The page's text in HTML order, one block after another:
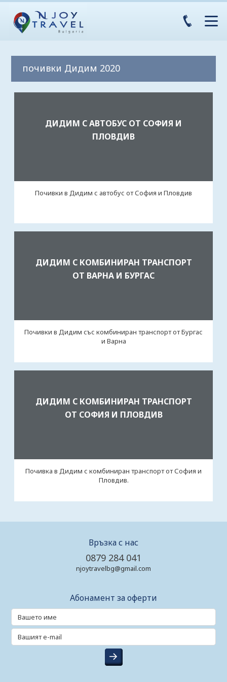
почивки Дидим 2020
ДИДИМ С АВТОБУС ОТ СОФИЯ И
ПЛОВДИВ
Почивки в Дидим с автобус от София и Пловдив
ДИДИМ С КОМБИНИРАН ТРАНСПОРТ
ОТ ВАРНА И БУРГАС
Почивки в Дидим със комбиниран транспорт от Бургас
и Варна
ДИДИМ С КОМБИНИРАН ТРАНСПОРТ
ОТ СОФИЯ И ПЛОВДИВ
Почивка в Дидим с комбиниран транспорт от София и
Пловдив.
Връзка с нас
0879 284 041
njoytravelbg@gmail.com
Абонамент за оферти